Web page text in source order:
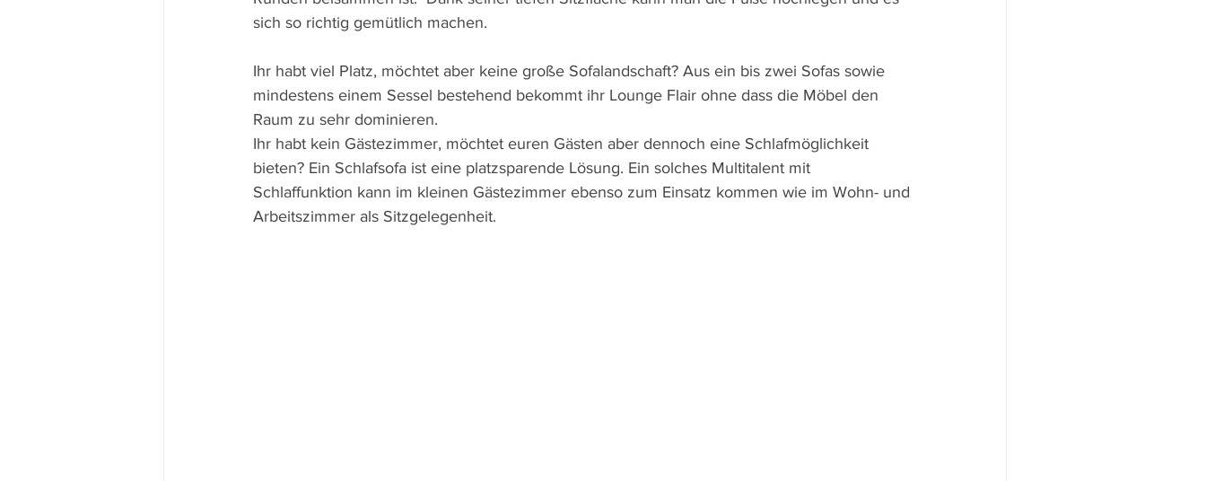
sich so richtig gemütlich machen.
Ihr habt viel Platz, möchtet aber keine große Sofalandschaft? Aus ein bis zwei Sofas sowie
mindestens einem Sessel bestehend bekommt ihr Lounge Flair ohne dass die Möbel den
Raum zu sehr dominieren.
Ihr habt kein Gästezimmer, möchtet euren Gästen aber dennoch eine Schlafmöglichkeit
bieten? Ein Schlafsofa ist eine platzsparende Lösung. Ein solches Multitalent mit
Schlaffunktion kann im kleinen Gästezimmer ebenso zum Einsatz kommen wie im Wohn- und
Arbeitszimmer als Sitzgelegenheit.